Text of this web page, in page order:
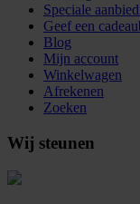
Speciale
Geef een
Blog
Mijn account
Winkelwagen
Afrekenen
Zoeken
Wij steunen